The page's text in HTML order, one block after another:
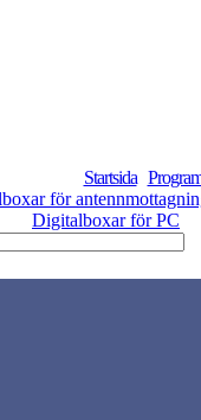
Startsida
för
Digitalboxar för PC